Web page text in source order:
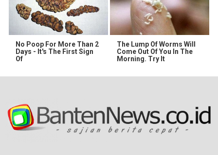
No Poop For More Than 2
Days - It's The First Sign
Of
The Lump Of Worms Will
Come Out Of You In The
Morning. Try It